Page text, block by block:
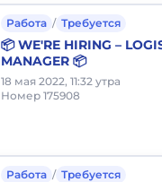
Работа / Требуется
📦 WE'RE HIRING –
MANAGER 📦
18 мая 2022, 11:32 утра
Номер 175908
Работа / Требуется